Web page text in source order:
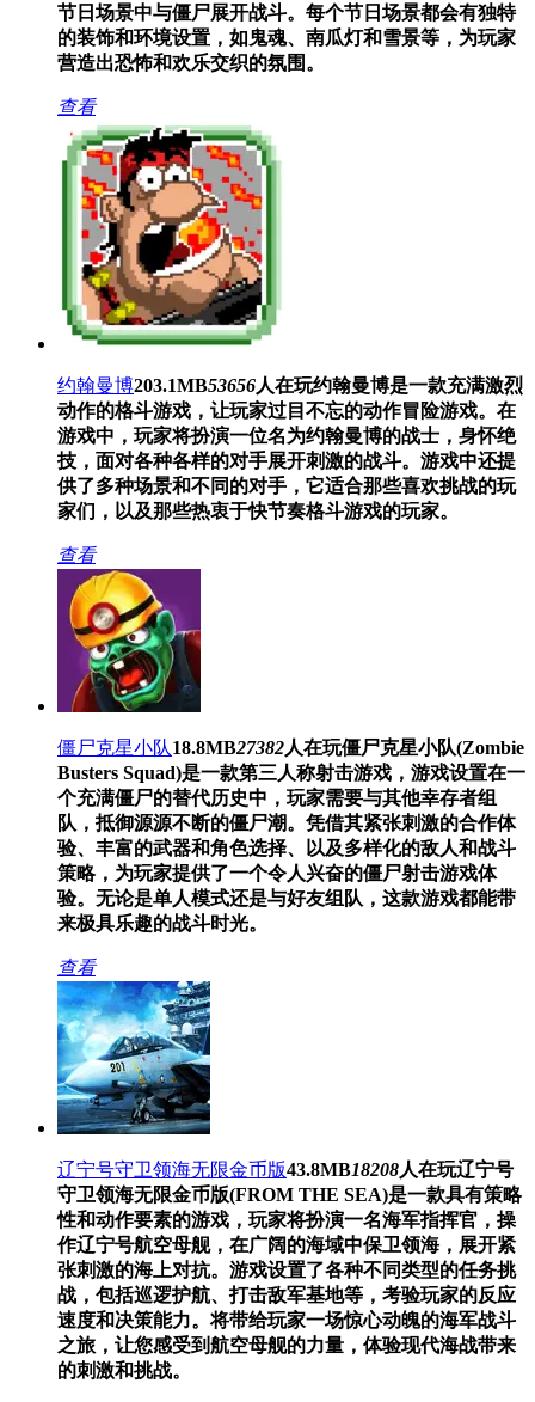
节日场景中与僵尸展开战斗。每个节日场景都会有独特
的装饰和环境设置，如鬼魂、南瓜灯和雪景等，为玩家
营造出恐怖和欢乐交织的氛围。
查看
约翰曼博203.1MB53656人在玩约翰曼博是一款充满激烈
动作的格斗游戏，让玩家过目不忘的动作冒险游戏。在
游戏中，玩家将扮演一位名为约翰曼博的战士，身怀绝
技，面对各种各样的对手展开刺激的战斗。游戏中还提
供了多种场景和不同的对手，它适合那些喜欢挑战的玩
家们，以及那些热衷于快节奏格斗游戏的玩家。
查看
僵尸克星小队18.8MB27382人在玩僵尸克星小队(Zombie
Busters Squad)是一款第三人称射击游戏，游戏设置在一
个充满僵尸的替代历史中，玩家需要与其他幸存者组
队，抵御源源不断的僵尸潮。凭借其紧张刺激的合作体
验、丰富的武器和角色选择、以及多样化的敌人和战斗
策略，为玩家提供了一个令人兴奋的僵尸射击游戏体
验。无论是单人模式还是与好友组队，这款游戏都能带
来极具乐趣的战斗时光。
查看
辽宁号守卫领海无限金币版43.8MB18208人在玩辽宁号
守卫领海无限金币版(FROM THE SEA)是一款具有策略
性和动作要素的游戏，玩家将扮演一名海军指挥官，操
作辽宁号航空母舰，在广阔的海域中保卫领海，展开紧
张刺激的海上对抗。游戏设置了各种不同类型的任务挑
战，包括巡逻护航、打击敌军基地等，考验玩家的反应
速度和决策能力。将带给玩家一场惊心动魄的海军战斗
之旅，让您感受到航空母舰的力量，体验现代海战带来
的刺激和挑战。